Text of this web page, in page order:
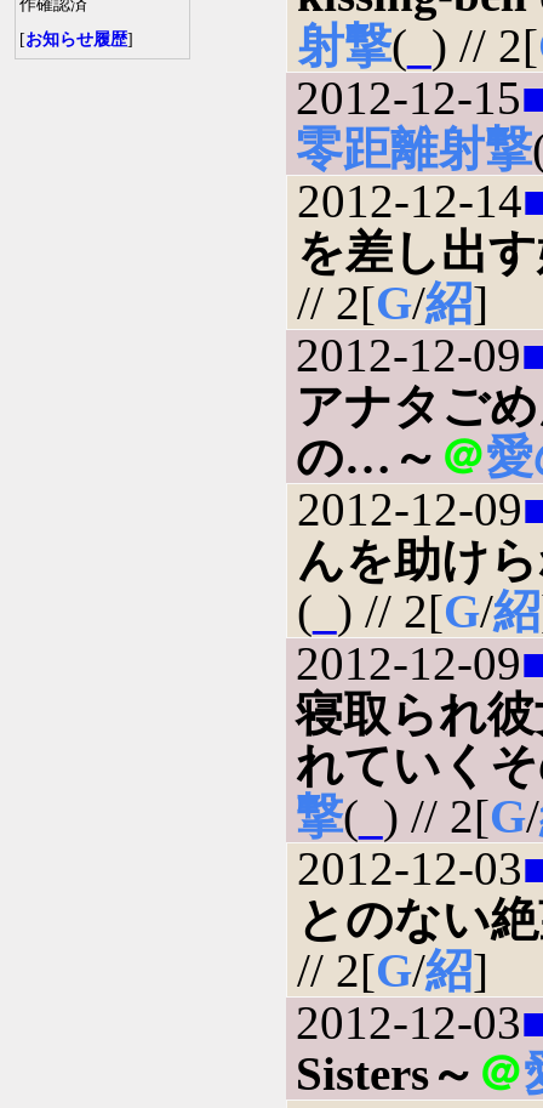
作確認済
[お知らせ履歴]
射撃( ) // 2[
2012-12-15
零距離射撃
2012-12-14
を差し出
// 2[G/紹]
2012-12-09
アナタご
の…～ ＠
2012-12-09
んを助け
( ) // 2[G/紹
2012-12-09
寝取られ
れていく
撃( ) // 2[G/
2012-12-03
とのない
// 2[G/紹]
2012-12-03
Sisters～ ＠